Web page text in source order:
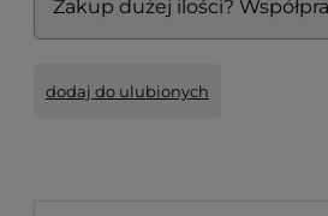
Zakup dużej ilości?
dodaj do ulubionych